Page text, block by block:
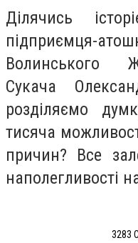
Ділячись
підприємця-
Волинського
Сукача
розділяємо
тисяча
причин? Все
наполегливості
3283